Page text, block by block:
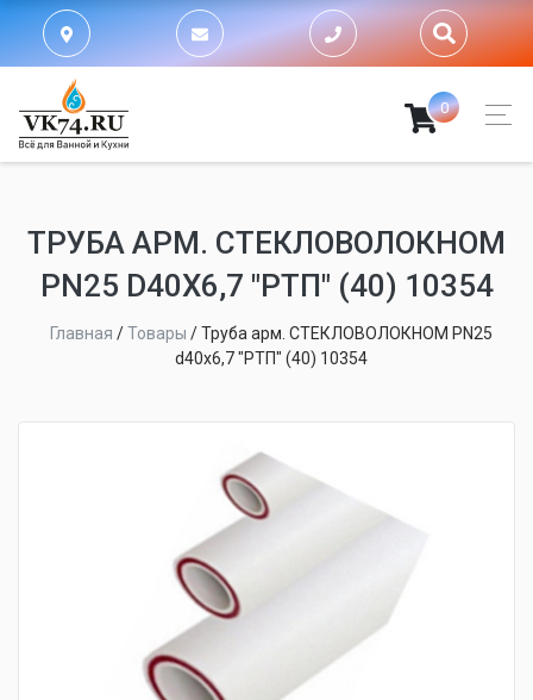
0
ТРУБА АРМ. СТЕКЛОВОЛОКНОМ
PN25 D40Х6,7 "РТП" (40) 10354
Главная /Товары /Труба арм. СТЕКЛОВОЛОКНОМ PN25
d40х6,7 "РТП" (40) 10354